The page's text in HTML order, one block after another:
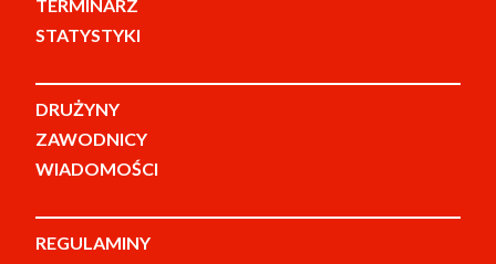
TERMINARZ
STATYSTYKI
DRUŻYNY
ZAWODNICY
WIADOMOŚCI
REGULAMINY